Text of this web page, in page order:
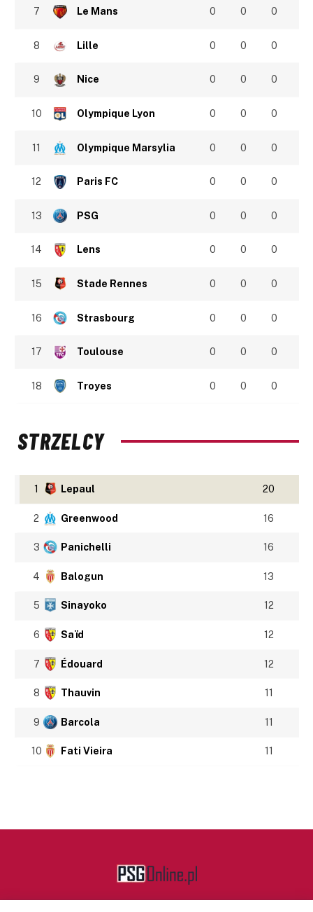
7 Le Mans 0 0 0
8 Lille 0 0 0
9 Nice 0 0 0
10 Olympique Lyon 0 0 0
11 Olympique Marsylia 0 0 0
12 Paris FC 0 0 0
13 PSG 0 0 0
14 Lens 0 0 0
15 Stade Rennes 0 0 0
16 Strasbourg 0 0 0
17 Toulouse 0 0 0
18 Troyes 0 0 0
STRZELCY
1 Lepaul 20
2 Greenwood 16
3 Panichelli 16
4 Balogun 13
5 Sinayoko 12
6 Saïd 12
7 Édouard 12
8 Thauvin 11
9 Barcola 11
10 Fati Vieira 11